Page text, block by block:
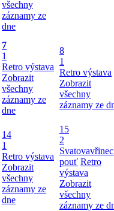
všechny
záznamy ze
dne
7
1
Retro výstava
Zobrazit
všechny
záznamy ze
dne
8
1
Retro výstava
Zobrazit
všechny
záznamy ze
14
1
Retro výstava
Zobrazit
všechny
záznamy ze
dne
15
2
pouť Retro
výstava
Zobrazit
všechny
záznamy ze